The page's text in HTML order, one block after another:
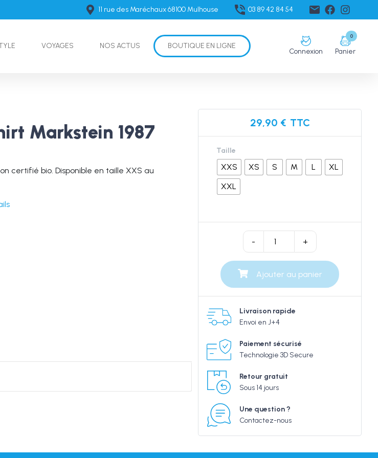
11 rue des Maréchaux 68100 Mulhouse 03 89 42 84 54
VOYAGES NOS ACTUS BOUTIQUE EN LIGNE
Connexion
0
Panier
Markstein 1987
certifié bio. Disponible en taille XXS au
29,90 € TTC
Taille
XXS XS S M L
XL
XXL
-
Tee-
shirt
Markstein
+
Ajouter au panier
Livraison rapide
Envoi en J+4
Paiement sécurisé
Technologie 3D Secure
Retour gratuit
Sous 14 jours
Une question ?
Contactez-nous